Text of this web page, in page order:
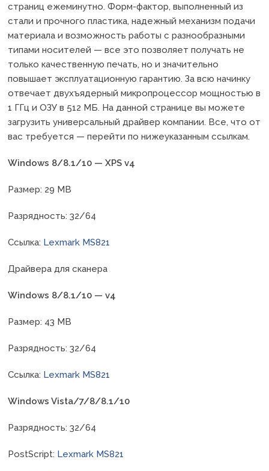
страниц ежеминутно. Форм-фактор, выполненный из
стали и прочного пластика, надежный механизм подачи
материала и возможность работы с разнообразными
типами носителей — все это позволяет получать не
только качественную печать, но и значительно
повышает эксплуатационную гарантию. За всю начинку
отвечает двухъядерный микропроцессор мощностью в
1 ГГц и ОЗУ в 512 МБ. На данной странице вы можете
загрузить универсальный драйвер компании. Все, что от
вас требуется — перейти по нижеуказанным ссылкам.
Windows 8/8.1/10 — XPS v4
Размер: 29 MB
Разрядность: 32/64
Ссылка: Lexmark MS821
Драйвера для сканера
Windows 8/8.1/10 — v4
Размер: 43 MB
Разрядность: 32/64
Ссылка: Lexmark MS821
Windows Vista/7/8/8.1/10
Разрядность: 32/64
PostScript: Lexmark MS821